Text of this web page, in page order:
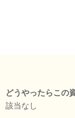
どうやったらこの
該当なし